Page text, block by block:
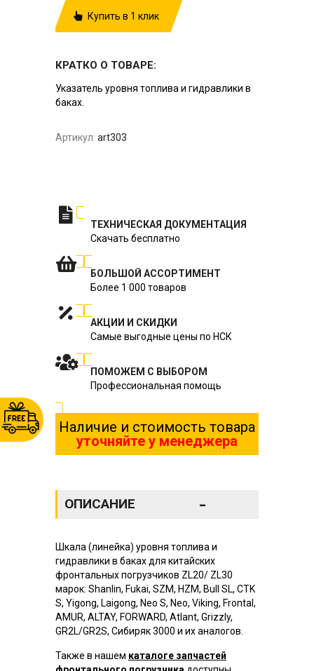
Купить в 1 клик
КРАТКО О ТОВАРЕ:
Указатель уровня топлива и гидравлики в
баках.
Артикул: art303
ТЕХНИЧЕСКАЯ ДОКУМЕНТАЦИЯ
Скачать бесплатно
БОЛЬШОЙ АССОРТИМЕНТ
Более 1 000 товаров
АКЦИИ И СКИДКИ
Самые выгодные цены по НСК
ПОМОЖЕМ С ВЫБОРОМ
Профессиональная помощь
Наличие и стоимость товара
уточняйте у менеджера
ОПИСАНИЕ -
Шкала (линейка) уровня топлива и
гидравлики в баках для китайских
фронтальных погрузчиков ZL20/ ZL30
марок: Shanlin, Fukai, SZM, HZM, Bull SL, CTK
S, Yigong, Laigong, Neo S, Neo, Viking, Frontal,
AMUR, ALTAY, FORWARD, Atlant, Grizzly,
GR2L/GR2S, Сибиряк 3000 и их аналогов.
Также в нашем каталоге запчастей